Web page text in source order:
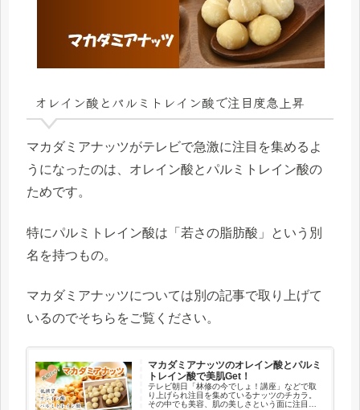
オレイン酸とパルミトレイン酸で注目度急上昇
マカダミアナッツがテレビで急激に注目を集めるよ
うになったのは、オレイン酸とパルミトレイン酸の
ためです。
特にパルミトレイン酸は「若さの脂肪酸」という別
名を持つもの。
マカダミアナッツについては別の記事で取り上げて
いるのでそちらをご覧ください。
マカダミアナッツのオレイン酸とパルミ
トレイン酸で美肌Get！
テレビ朝日「林修の今でしょ！講座」などで取
り上げられ注目を集めているナッツのチカラ。
その中でも美容、肌の美しさという面に注目す